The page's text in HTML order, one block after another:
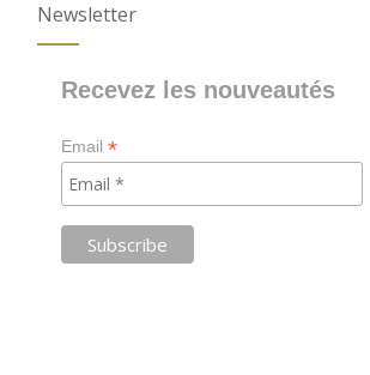
Newsletter
Recevez les nouveautés
Email*